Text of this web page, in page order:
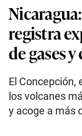
registra
de gases
El Concepción,
los volcanes
y acoge a más